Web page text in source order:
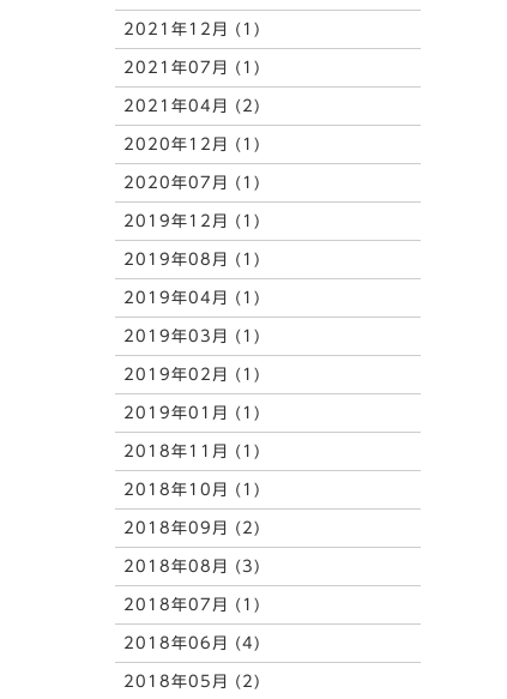
2021年12月 (1)
2021年07月 (1)
2021年04月 (2)
2020年12月 (1)
2020年07月 (1)
2019年12月 (1)
2019年08月 (1)
2019年04月 (1)
2019年03月 (1)
2019年02月 (1)
2019年01月 (1)
2018年11月 (1)
2018年10月 (1)
2018年09月 (2)
2018年08月 (3)
2018年07月 (1)
2018年06月 (4)
2018年05月 (2)